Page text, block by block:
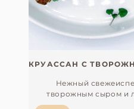
Нежный
творожным сыром и